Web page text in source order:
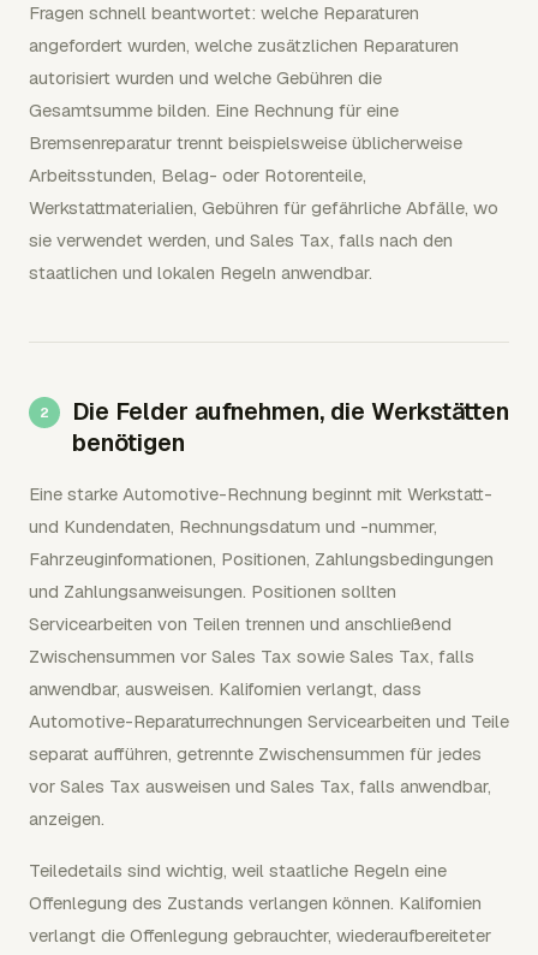
Fragen schnell beantwortet: welche Reparaturen
angefordert wurden, welche zusätzlichen Reparaturen
autorisiert wurden und welche Gebühren die
Gesamtsumme bilden. Eine Rechnung für eine
Bremsenreparatur trennt beispielsweise üblicherweise
Arbeitsstunden, Belag- oder Rotorenteile,
Werkstattmaterialien, Gebühren für gefährliche Abfälle, wo
sie verwendet werden, und Sales Tax, falls nach den
staatlichen und lokalen Regeln anwendbar.
Die Felder aufnehmen, die Werkstätten
benötigen
Eine starke Automotive-Rechnung beginnt mit Werkstatt-
und Kundendaten, Rechnungsdatum und -nummer,
Fahrzeuginformationen, Positionen, Zahlungsbedingungen
und Zahlungsanweisungen. Positionen sollten
Servicearbeiten von Teilen trennen und anschließend
Zwischensummen vor Sales Tax sowie Sales Tax, falls
anwendbar, ausweisen. Kalifornien verlangt, dass
Automotive-Reparaturrechnungen Servicearbeiten und Teile
separat aufführen, getrennte Zwischensummen für jedes
vor Sales Tax ausweisen und Sales Tax, falls anwendbar,
anzeigen.
Teiledetails sind wichtig, weil staatliche Regeln eine
Offenlegung des Zustands verlangen können. Kalifornien
verlangt die Offenlegung gebrauchter, wiederaufbereiteter